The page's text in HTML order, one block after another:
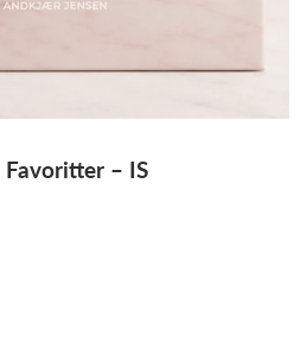
Favoritter – IS